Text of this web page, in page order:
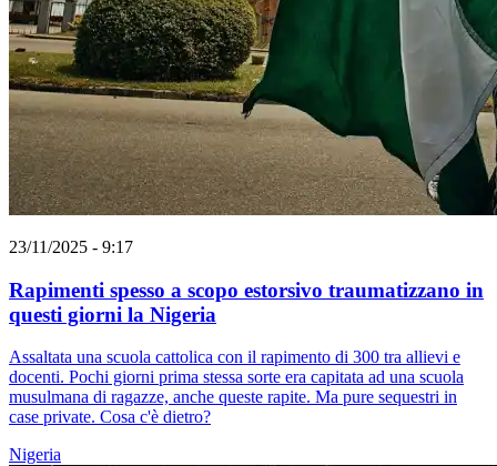
23/11/2025 - 9:17
Rapimenti spesso a scopo estorsivo traumatizzano in
questi giorni la Nigeria
Assaltata una scuola cattolica con il rapimento di 300 tra allievi e
docenti. Pochi giorni prima stessa sorte era capitata ad una scuola
musulmana di ragazze, anche queste rapite. Ma pure sequestri in
case private. Cosa c'è dietro?
Nigeria